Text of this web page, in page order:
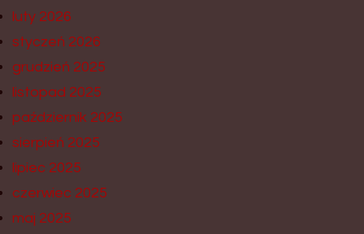
luty 2026
styczeń 2026
grudzień 2025
listopad 2025
październik 2025
sierpień 2025
lipiec 2025
czerwiec 2025
maj 2025